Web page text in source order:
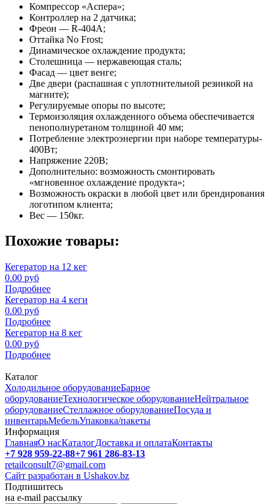
Компрессор «Аспера»;
Контроллер на 2 датчика;
Фреон — R-404А;
Оттайка No Frost;
Динамическое охлаждение продукта;
Столешница — нержавеющая сталь;
Фасад — цвет венге;
Две двери (распашная с уплотнительной резинкой на
магните);
Регулируемые опоры по высоте;
Термоизоляция охлажденного объема обеспечивается
пенополиуретаном толщиной 40 мм;
Потребление электроэнергии при наборе температуры-
400Вт;
Напряжение 220В;
Дополнительно: возможность смонтировать
«мгновенное охлаждение продукта»;
Возможность окраски в любой цвет или брендирования
логотипом клиента;
Вес — 150кг.
Похожие товары:
Кегератор на 12 кег
0.00 руб
Подробнее
Кегератор на 4 кеги
0.00 руб
Подробнее
Кегератор на 8 кег
0.00 руб
Подробнее
Каталог
Холодильное оборудованиеБарное
оборудованиеТехнологическое оборудованиеНейтральное
оборудованиеСтеллажное оборудованиеПосуда и
инвентарьМебельУпаковка/пакеты
Информация
ГлавнаяО насКаталогДоставка и оплатаКонтакты
+7 928 959-22-88+7 961 286-83-13
retailconsult7@gmail.com
Сайт разработан в Ushakov.bz
Подпишитесь
на e-mail рассылку